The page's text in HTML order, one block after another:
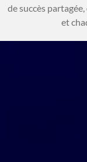
de succès
et